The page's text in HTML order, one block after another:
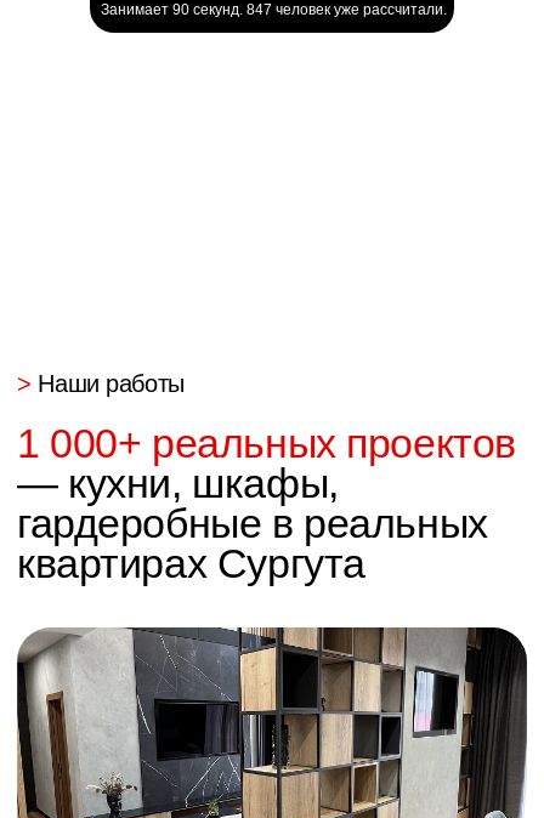
Занимает 90 секунд. 847 человек уже рассчитали.
Ваша мечта доступнее
с рассрочкой
Перезвоним Вам
в течении 15 минут
Оставьте номер — назовём цену
вашей кухни за 15 минут
+7